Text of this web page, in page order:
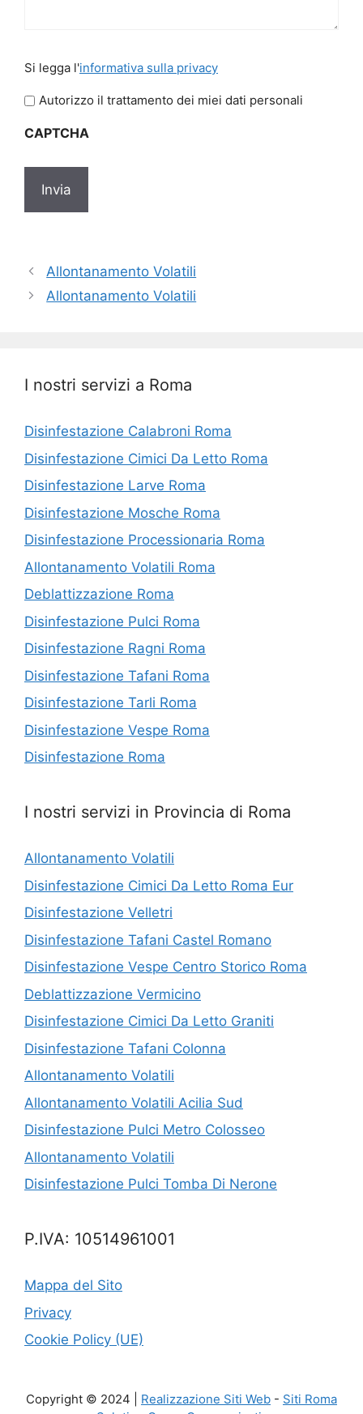
legga
l'informativa
privacy
Si legga l'informativa sulla privacy
Autorizzo il trattamento dei miei dati personali
CAPTCHA
Allontanamento Volatili
Allontanamento Volatili
I nostri servizi a Roma
Disinfestazione Calabroni Roma
Disinfestazione Cimici Da Letto Roma
Disinfestazione Larve Roma
Disinfestazione Mosche Roma
Disinfestazione Processionaria Roma
Allontanamento Volatili Roma
Deblattizzazione Roma
Disinfestazione Pulci Roma
Disinfestazione Ragni Roma
Disinfestazione Tafani Roma
Disinfestazione Tarli Roma
Disinfestazione Vespe Roma
Disinfestazione Roma
I nostri servizi in Provincia di Roma
Allontanamento Volatili
Disinfestazione Cimici Da Letto Roma Eur
Disinfestazione Velletri
Disinfestazione Tafani Castel Romano
Disinfestazione Vespe Centro Storico Roma
Deblattizzazione Vermicino
Disinfestazione Cimici Da Letto Graniti
Disinfestazione Tafani Colonna
Allontanamento Volatili
Allontanamento Volatili Acilia Sud
Disinfestazione Pulci Metro Colosseo
Allontanamento Volatili
Disinfestazione Pulci Tomba Di Nerone
P.IVA: 10514961001
Mappa del Sito
Privacy
Cookie Policy (UE)
Copyright © 2024 | Realizzazione Siti Web - Siti Roma